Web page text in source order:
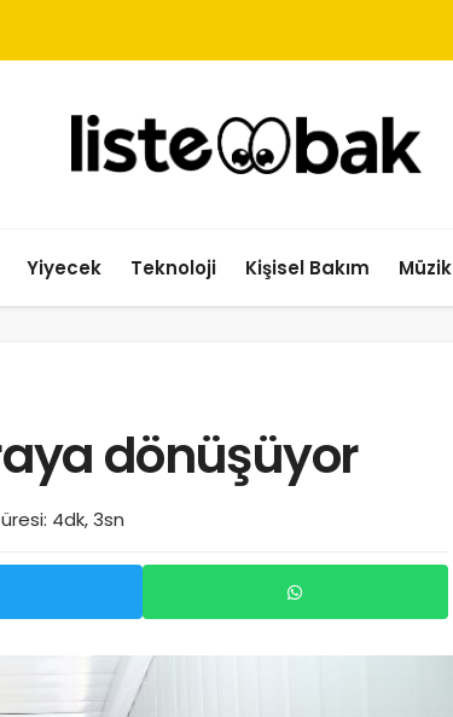
Yiyecek Teknoloji Kişisel Bakım Müzik
dönüşüyor
4dk, 3sn